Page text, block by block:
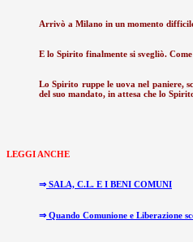
Arrivò a Milano in un momento
E lo Spirito finalmente si svegliò.
Lo Spirito ruppe le uova nel paniere,
del suo mandato, in attesa che lo
LEGGI ANCHE
⇒ SALA, C.L. E I BENI COMUNI
⇒ Quando Comunione e Liberazione